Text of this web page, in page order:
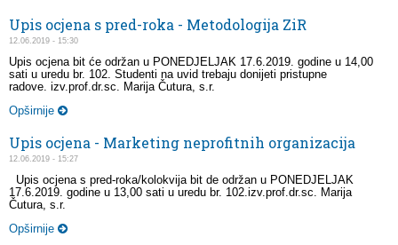
Upis ocjena s pred-roka - Metodologija ZiR
12.06.2019 - 15:30
Upis ocjena bit će održan u PONEDJELJAK 17.6.2019. godine u 14,00
sati u uredu br. 102. Studenti na uvid trebaju donijeti pristupne
radove. izv.prof.dr.sc. Marija Čutura, s.r.
Opširnije
Upis ocjena - Marketing neprofitnih organizacija
12.06.2019 - 15:27
Upis ocjena s pred-roka/kolokvija bit de održan u PONEDJELJAK
17.6.2019. godine u 13,00 sati u uredu br. 102.izv.prof.dr.sc. Marija
Čutura, s.r.
Opširnije